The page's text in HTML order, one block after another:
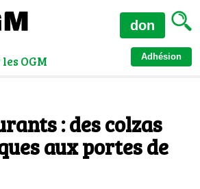
OGM
Adhésion
don
: des colzas
aux portes de